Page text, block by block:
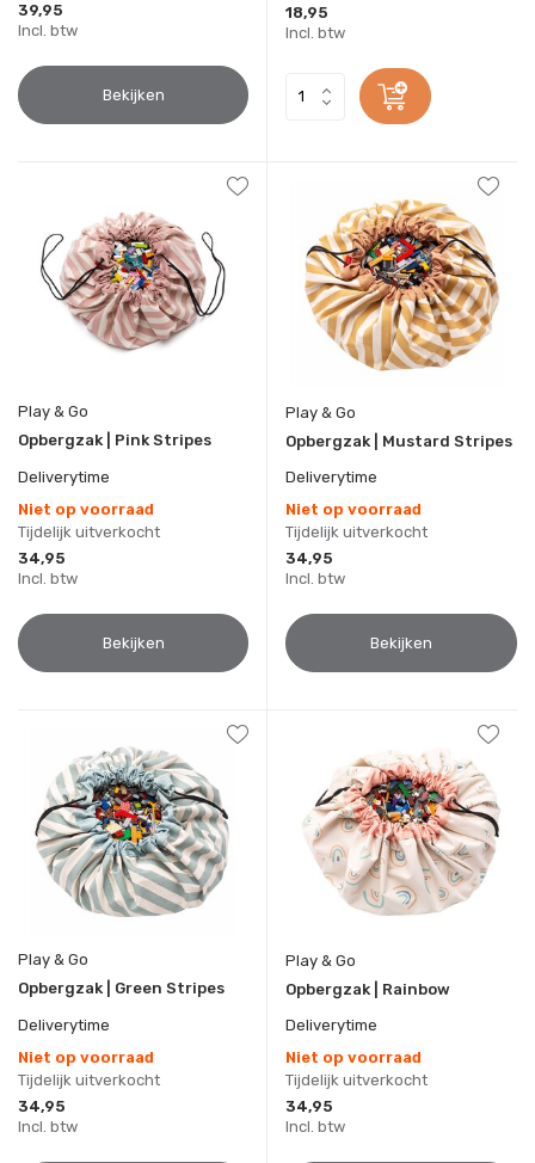
39,95
Incl. btw
Bekijken
18,95
Incl. btw
Play & Go
Opbergzak | Pink Stripes
Deliverytime
Niet op voorraad
Tijdelijk uitverkocht
34,95
Incl. btw
Bekijken
Play & Go
Opbergzak | Mustard Stripes
Deliverytime
Niet op voorraad
Tijdelijk uitverkocht
34,95
Incl. btw
Bekijken
Play & Go
Opbergzak | Green Stripes
Deliverytime
Niet op voorraad
Tijdelijk uitverkocht
34,95
Incl. btw
Play & Go
Opbergzak | Rainbow
Deliverytime
Niet op voorraad
Tijdelijk uitverkocht
34,95
Incl. btw